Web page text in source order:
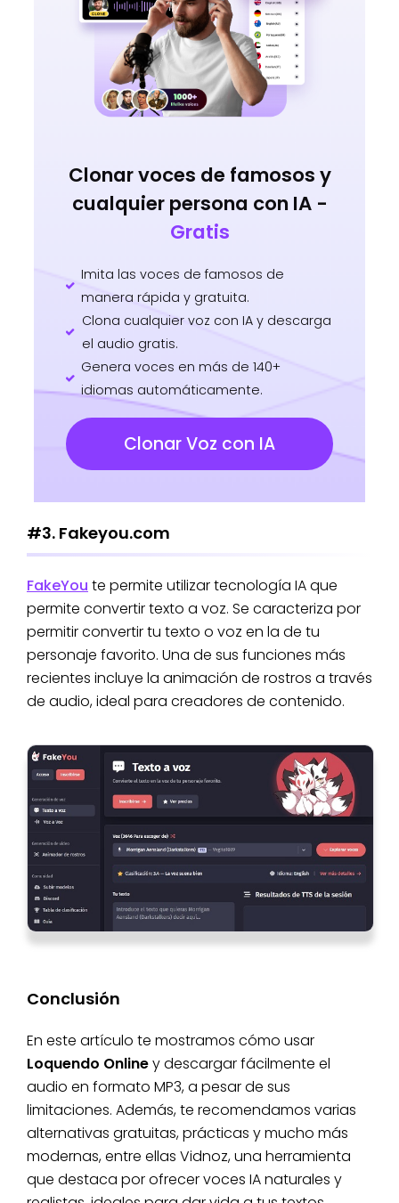
Clonar voces de famosos y
cualquier persona con IA -
Gratis
Imita las voces de famosos de
manera rápida y gratuita.
Clona cualquier voz con IA y descarga
el audio gratis.
Genera voces en más de 140+
idiomas automáticamente.
Clonar Voz con IA
#3. Fakeyou.com
FakeYou te permite utilizar tecnología IA que
permite convertir texto a voz. Se caracteriza por
permitir convertir tu texto o voz en la de tu
personaje favorito. Una de sus funciones más
recientes incluye la animación de rostros a través
de audio, ideal para creadores de contenido.
Conclusión
En este artículo te mostramos cómo usar
Loquendo Onliney descargar fácilmente el
audio en formato MP3, a pesar de sus
limitaciones. Además, te recomendamos varias
alternativas gratuitas, prácticas y mucho más
modernas, entre ellas Vidnoz, una herramienta
que destaca por ofrecer voces IA naturales y